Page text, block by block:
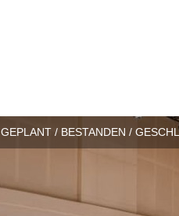
GEPLANT / BESTANDEN /